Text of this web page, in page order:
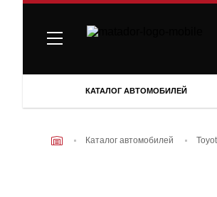
КАТАЛОГ АВТОМОБИЛЕЙ
Каталог автомобилей